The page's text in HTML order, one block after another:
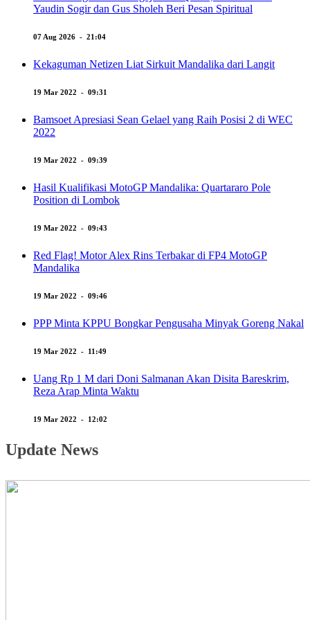
Yaudin Sogir dan Gus Sholeh Beri Pesan Spiritual
07 Aug 2026 - 21:04
Kekaguman Netizen Liat Sirkuit Mandalika dari Langit
19 Mar 2022 - 09:31
Bamsoet Apresiasi Sean Gelael yang Raih Posisi 2 di WEC
2022
19 Mar 2022 - 09:39
Hasil Kualifikasi MotoGP Mandalika: Quartararo Pole
Position di Lombok
19 Mar 2022 - 09:43
Red Flag! Motor Alex Rins Terbakar di FP4 MotoGP
Mandalika
19 Mar 2022 - 09:46
PPP Minta KPPU Bongkar Pengusaha Minyak Goreng Nakal
19 Mar 2022 - 11:49
Uang Rp 1 M dari Doni Salmanan Akan Disita Bareskrim,
Reza Arap Minta Waktu
19 Mar 2022 - 12:02
Update News